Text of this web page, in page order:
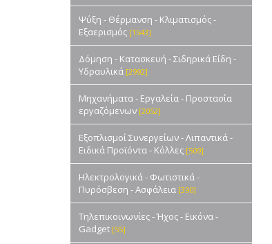
Ψύξη - Θέρμανση - Κλιματισμός -
Εξαερισμός [1543]
Δόμηση - Κατασκευή - Σιδηρικά Είδη -
Υδραυλικά [2992]
Μηχανήματα - Εργαλεία - Προστασία
εργαζόμενων [2052]
Εξοπλισμοί Συνεργείων - Λιπαντικά -
Ειδικά Προϊόντα - Κόλλες [509]
Ηλεκτρολογικά - Φωτιστικά -
Πυρόσβεση - Ασφάλεια [390]
Τηλεπικοινωνίες - Ήχος - Εικόνα -
Gadget [55]